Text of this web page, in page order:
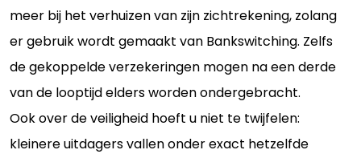
meer bij het verhuizen van zijn zichtrekening, zolang
er gebruik wordt gemaakt van Bankswitching. Zelfs
de gekoppelde verzekeringen mogen na een derde
van de looptijd elders worden ondergebracht.
Ook over de veiligheid hoeft u niet te twijfelen:
kleinere uitdagers vallen onder exact hetzelfde